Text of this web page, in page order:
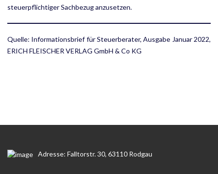
steuerpflichtiger Sachbezug anzusetzen.
Quelle: Informationsbrief für Steuerberater, Ausgabe Januar 2022,
ERICH FLEISCHER VERLAG GmbH & Co KG
Adresse: Falltorstr. 30, 63110 Rodgau